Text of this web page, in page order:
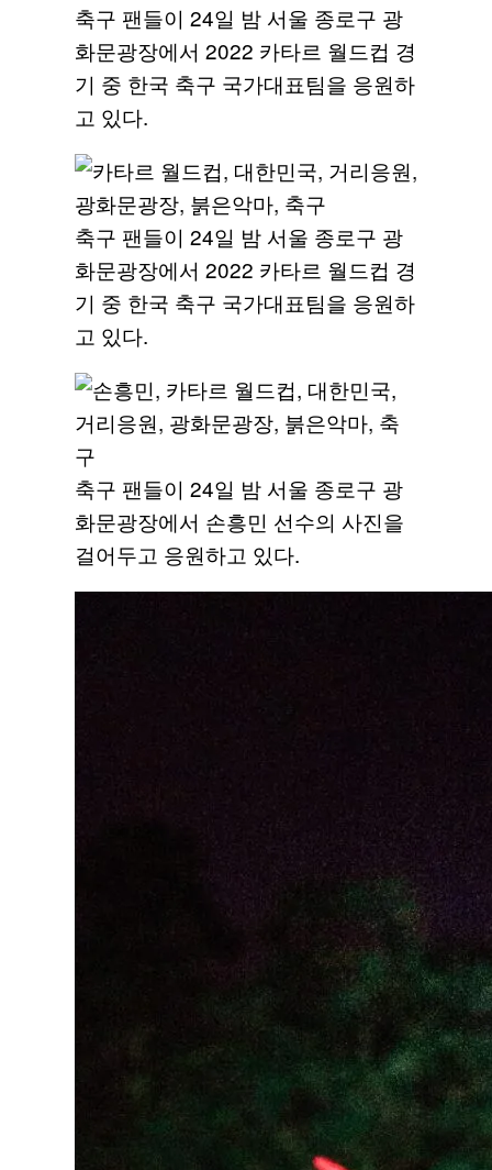
축구 팬들이 24일 밤 서울 종로구 광
화문광장에서 2022 카타르 월드컵 경
기 중 한국 축구 국가대표팀을 응원하
고 있다.
축구 팬들이 24일 밤 서울 종로구 광
화문광장에서 2022 카타르 월드컵 경
기 중 한국 축구 국가대표팀을 응원하
고 있다.
축구 팬들이 24일 밤 서울 종로구 광
화문광장에서 손흥민 선수의 사진을
걸어두고 응원하고 있다.